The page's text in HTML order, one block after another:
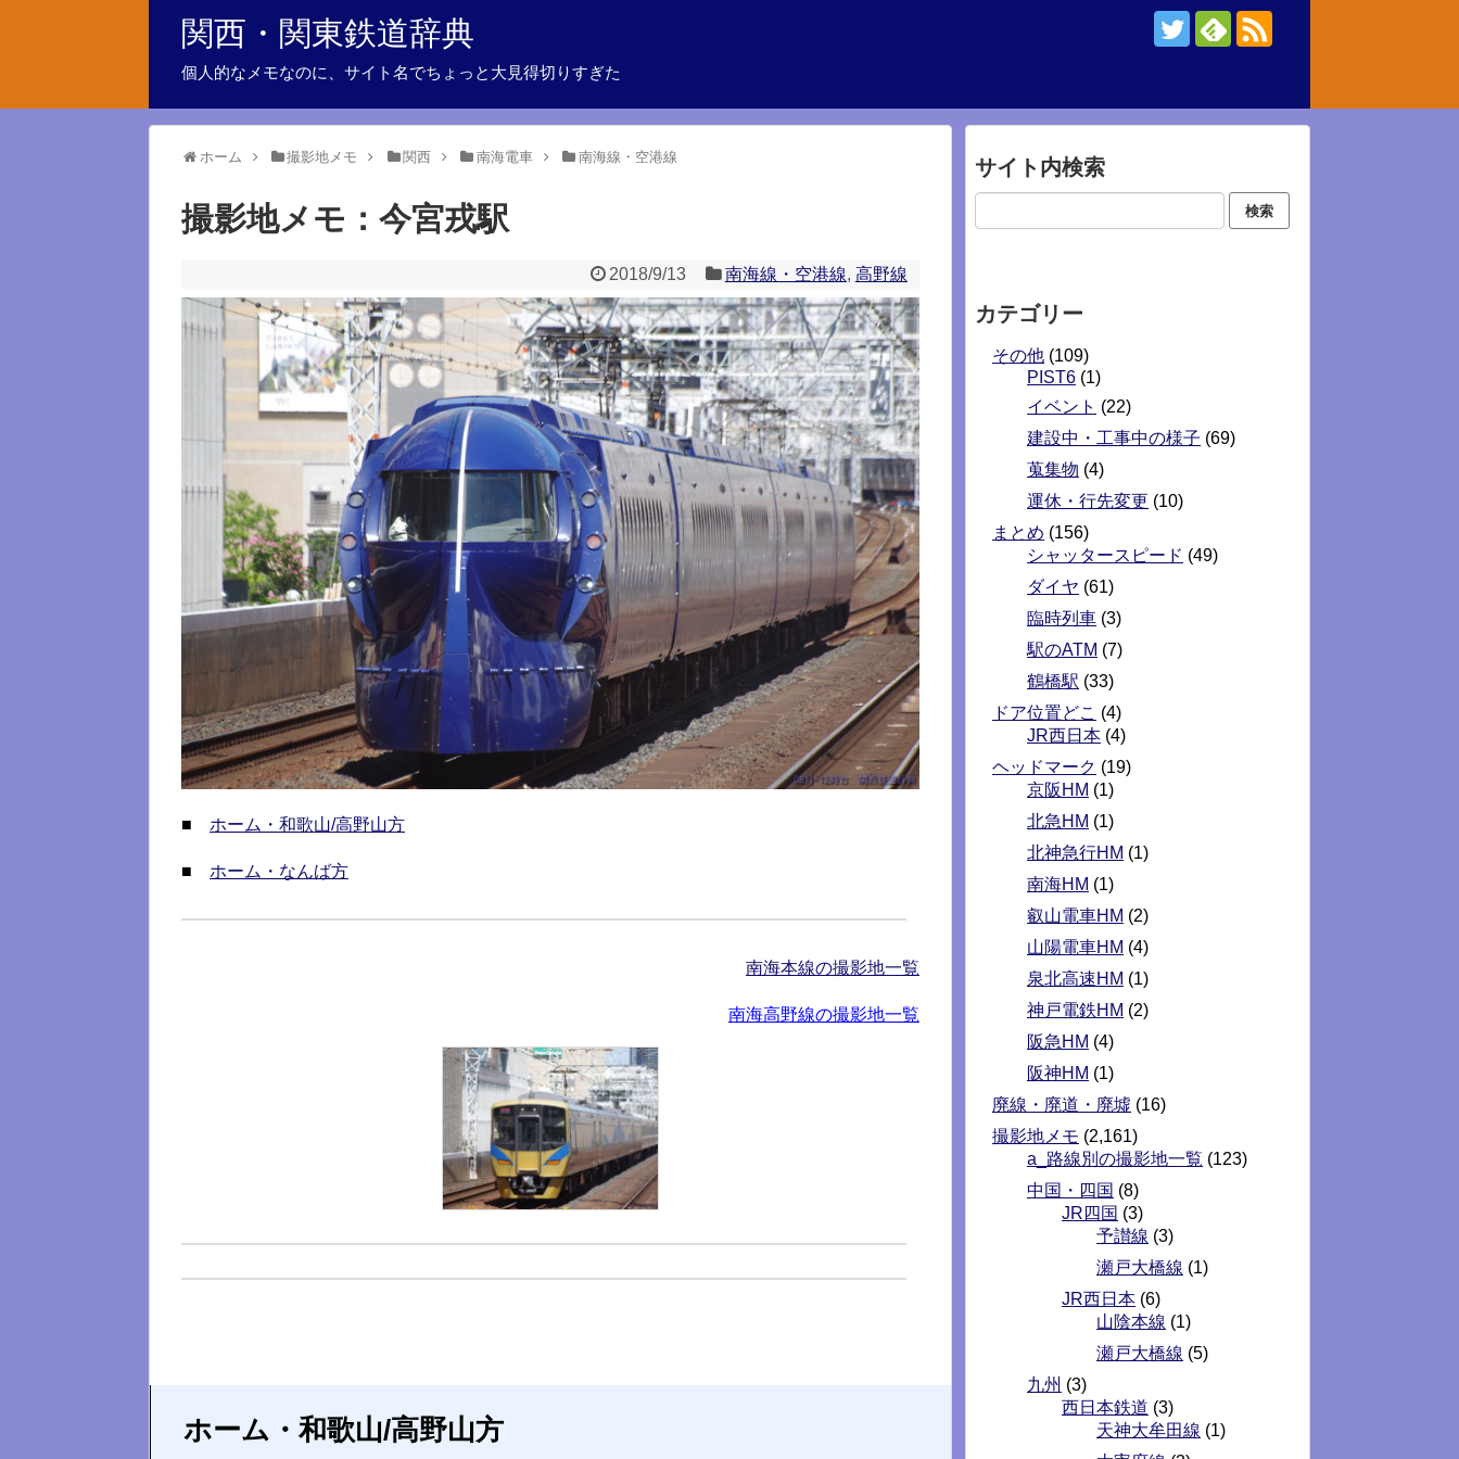
関西・関東鉄道辞典
個人的なメモなのに、サイト名でちょっと大見得切りすぎた
ホーム 撮影地メモ 関西 南海電車 南海線・空港線
撮影地メモ：今宮戎駅
2018/9/13 南海線・空港線, 高野線
■ ホーム・和歌山/高野山方
■ ホーム・なんば方
南海本線の撮影地一覧
南海高野線の撮影地一覧
ホーム・和歌山/高野山方
サイト内検索
カテゴリー
その他 (109)
PIST6 (1)
イベント (22)
建設中・工事中の様子 (69)
蒐集物 (4)
運休・行先変更 (10)
まとめ (156)
シャッタースピード (49)
ダイヤ (61)
臨時列車 (3)
駅のATM (7)
鶴橋駅 (33)
ドア位置どこ (4)
JR西日本 (4)
ヘッドマーク (19)
京阪HM (1)
北急HM (1)
北神急行HM (1)
南海HM (1)
叡山電車HM (2)
山陽電車HM (4)
泉北高速HM (1)
神戸電鉄HM (2)
阪急HM (4)
阪神HM (1)
廃線・廃道・廃墟 (16)
撮影地メモ (2,161)
a_路線別の撮影地一覧 (123)
中国・四国 (8)
JR四国 (3)
予讃線 (3)
瀬戸大橋線 (1)
JR西日本 (6)
山陰本線 (1)
瀬戸大橋線 (5)
九州 (3)
西日本鉄道 (3)
天神大牟田線 (1)